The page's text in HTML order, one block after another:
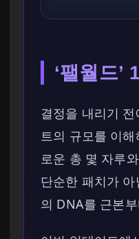
‘팰월드’
결정을 내리기 전
트의 규모를 이
로운 총 몇 자루
단순한 패치가
의 DNA를 근본